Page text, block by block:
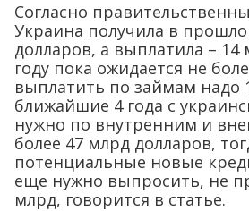
Согласно
Украина получила в
долларов, а выплатила – 14
году пока ожидается не
выплатить по займам надо
ближайшие 4 года с
нужно по внутренним и
более 47 млрд долларов,
потенциальные новые
еще нужно выпросить, не
млрд, говорится в статье.